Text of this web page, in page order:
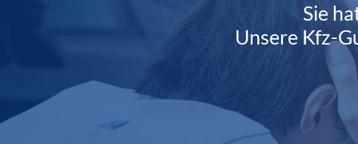
Sie
Unsere Kfz-